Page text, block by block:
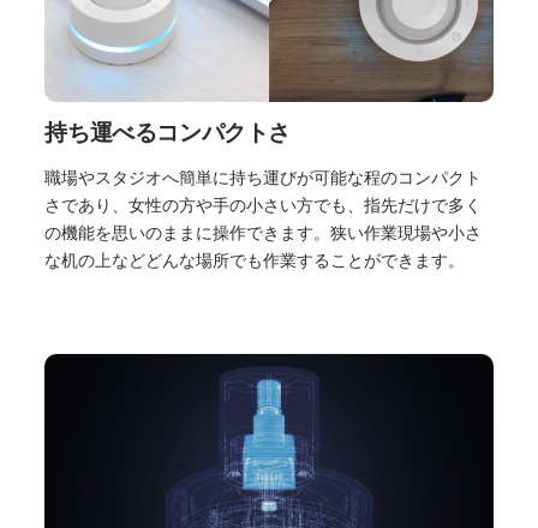
持ち運べるコンパクトさ
職場やスタジオへ簡単に持ち運びが可能な程のコンパクト
さであり、女性の方や手の小さい方でも、指先だけで多く
の機能を思いのままに操作できます。狭い作業現場や小さ
な机の上などどんな場所でも作業することができます。